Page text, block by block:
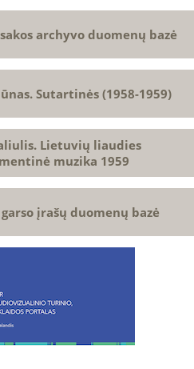
archyvo duomenų bazė
Sutartinės (1958-1959)
Lietuvių liaudies
muzika 1959
įrašų duomenų bazė